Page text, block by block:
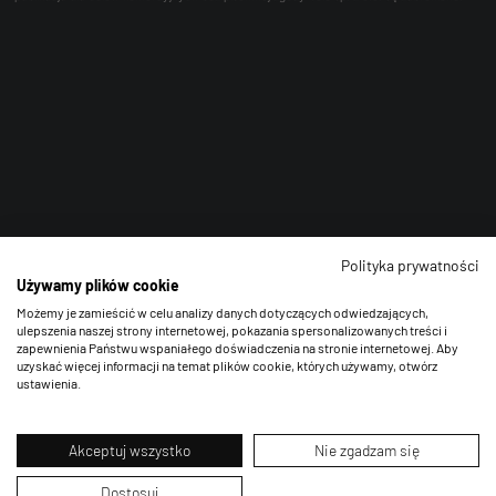
Polityka prywatności
Używamy plików cookie
Możemy je zamieścić w celu analizy danych dotyczących odwiedzających,
ulepszenia naszej strony internetowej, pokazania spersonalizowanych treści i
zapewnienia Państwu wspaniałego doświadczenia na stronie internetowej. Aby
uzyskać więcej informacji na temat plików cookie, których używamy, otwórz
ustawienia.
Akceptuj wszystko Nie zgadzam się
Dostosuj